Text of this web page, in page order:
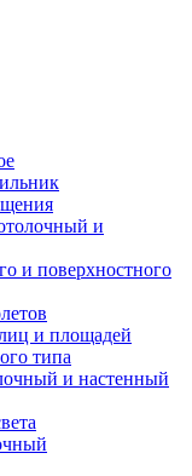
и
и поверхностного
и площадей
типа
и настенный